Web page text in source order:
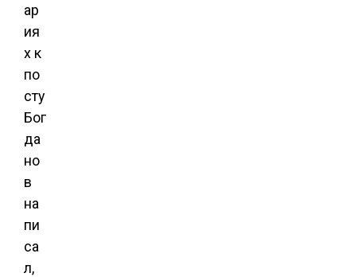
ар
ия
х к
по
сту
Бог
да
но
в
на
пи
са
л,